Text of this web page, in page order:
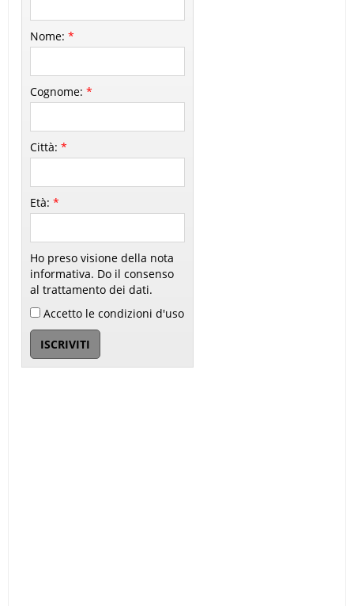
Nome:*
Cognome:*
Città:*
Età:*
Ho preso visione della nota
informativa. Do il consenso
al trattamento dei dati.
Accetto le condizioni d'uso